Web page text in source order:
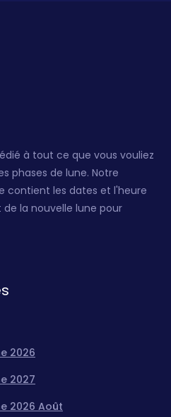
à tout ce que vous vouliez
phases de lune. Notre
contient les dates et l'heure
la nouvelle lune pour
2026
2027
2026 Août